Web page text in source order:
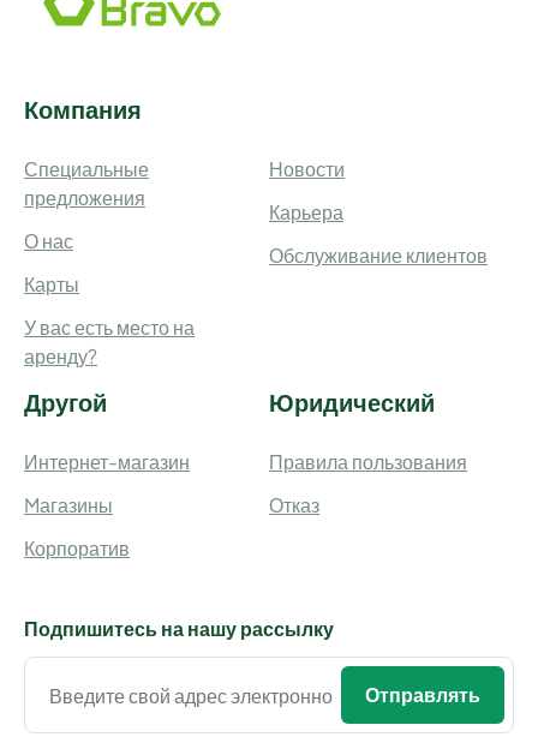
Компания
Специальные
предложения
О нас
Карты
У вас есть место на
аренду?
Новости
Карьера
Обслуживание клиентов
Другой
Интернет-магазин
Mагазины
Корпоратив
Юридический
Правила пользования
Отказ
Подпишитесь на нашу рассылку
Отправлять